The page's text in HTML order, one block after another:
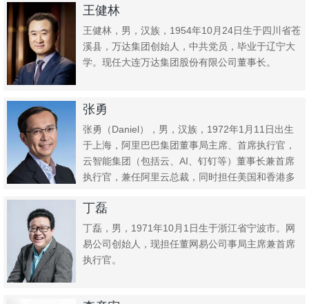
王健林
王健林，男，汉族，1954年10月24日生于四川省苍
溪县，万达集团创始人，中共党员，毕业于辽宁大
学。现任大连万达集团股份有限公司董事长。
张勇
张勇（Daniel），男，汉族，1972年1月11日出生
于上海，阿里巴巴集团董事局主席、首席执行官，
云智能集团（包括云、AI、钉钉等）董事长兼首席
执行官，兼任阿里云总裁，同时担任美国和香港多
丁磊
丁磊，男，1971年10月1日生于浙江省宁波市。网
易公司创始人，现担任董网易公司事局主席兼首席
执行官。